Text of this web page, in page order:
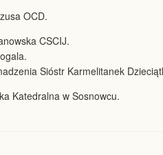
OCD.
CSCIJ.
Sióstr Karmelitanek
Katedralna w Sosnowcu.